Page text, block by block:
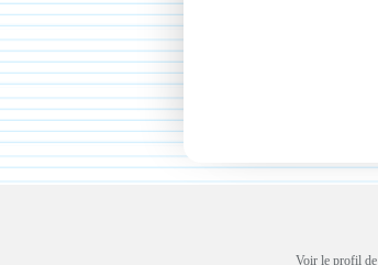
Voir le profil de